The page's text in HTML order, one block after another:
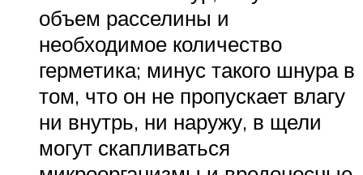
объем расселины и
необходимое количество
герметика; минус такого шнура в
том, что он не пропускает влагу
ни внутрь, ни наружу, в щели
могут скапливаться